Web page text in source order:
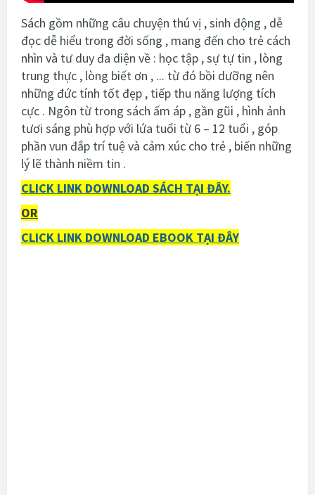
Sách gồm những câu chuyện thú vị , sinh động , dễ
đọc dễ hiểu trong đời sống , mang đến cho trẻ cách
nhìn và tư duy đa diện về : học tập , sự tự tin , lòng
trung thực , lòng biết ơn , ... từ đó bồi dưỡng nên
những đức tính tốt đẹp , tiếp thu năng lượng tích
cực . Ngôn từ trong sách ấm áp , gần gũi , hình ảnh
tươi sáng phù hợp với lứa tuổi từ 6 – 12 tuổi , góp
phần vun đắp trí tuệ và cảm xúc cho trẻ , biến những
lý lẽ thành niềm tin .
CLICK LINK DOWNLOAD SÁCH TẠI ĐÂY.
OR
CLICK LINK DOWNLOAD EBOOK TẠI ĐÂY